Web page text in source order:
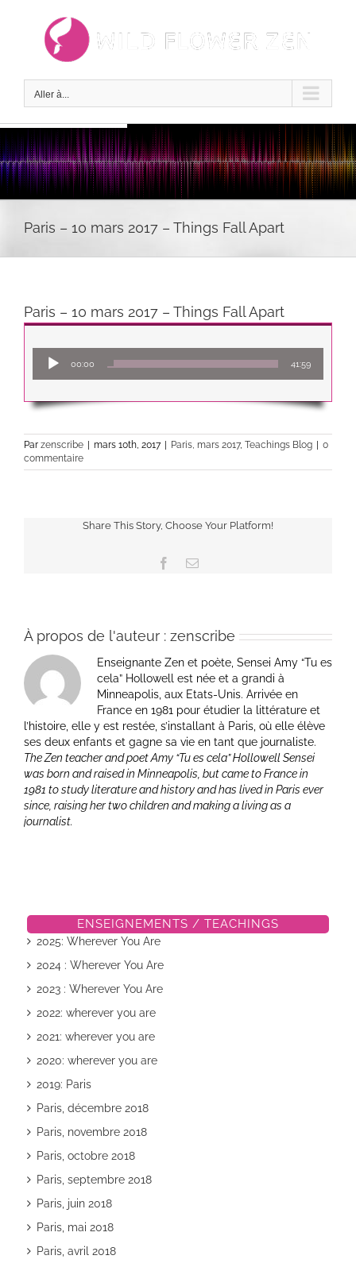
Aller à...
Paris – 10 mars 2017 – Things Fall Apart
Paris – 10 mars 2017 – Things Fall Apart
audio
00:00 41:59
Par zenscribe mars 10th, 2017 Paris, mars 2017, Teachings Blog
0
commentaire
Share This Story, Choose Your Platform!
Facebook
Email
À propos de l'auteur : zenscribe
Enseignante Zen et poète, Sensei Amy “Tu es
cela” Hollowell est née et a grandi à
Minneapolis, aux Etats-Unis. Arrivée en
France en 1981 pour étudier la littérature et
l’histoire, elle y est restée, s’installant à Paris, où elle élève
ses deux enfants et gagne sa vie en tant que journaliste.
The Zen teacher and poet Amy “Tu es cela” Hollowell Sensei
was born and raised in Minneapolis, but came to France in
1981 to study literature and history and has lived in Paris ever
since, raising her two children and making a living as a
journalist.
ENSEIGNEMENTS / TEACHINGS
2025: Wherever You Are
2024 : Wherever You Are
2023 : Wherever You Are
2022: wherever you are
2021: wherever you are
2020: wherever you are
2019: Paris
Paris, décembre 2018
Paris, novembre 2018
Paris, octobre 2018
Paris, septembre 2018
Paris, juin 2018
Paris, mai 2018
Paris, avril 2018